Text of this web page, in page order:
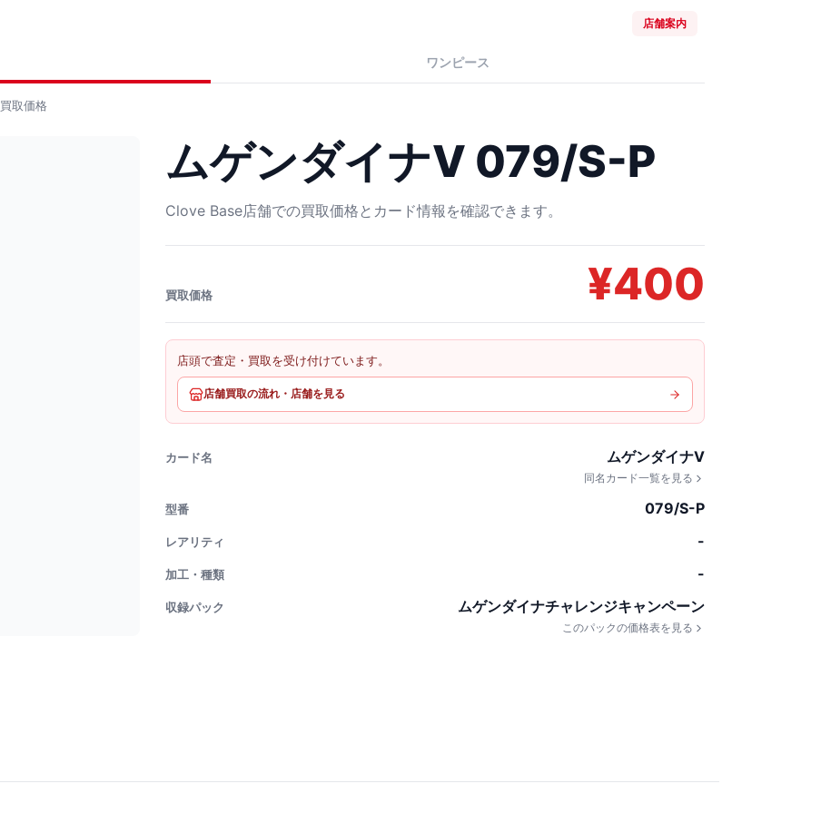
店舗案内
ワンピース
買取価格
ムゲンダイナV 079/S-P
Clove Base店舗での買取価格とカード情報を確認できます。
買取価格 ¥400
店頭で査定・買取を受け付けています。
店舗買取の流れ・店舗を見る
カード名 ムゲンダイナV
同名カード一覧を見る
型番 079/S-P
レアリティ -
加工・種類 -
収録パック ムゲンダイナチャレンジキャンペーン
このパックの価格表を見る